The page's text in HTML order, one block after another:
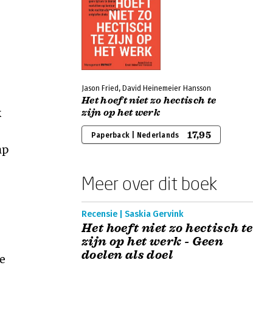
Jason Fried, David Heinemeier Hansson
Het hoeft niet zo hectisch te
zijn op het werk
Paperback | Nederlands 17,95
Meer over dit boek
Recensie | Saskia Gervink
Het hoeft niet zo hectisch te
zijn op het werk - Geen
doelen als doel